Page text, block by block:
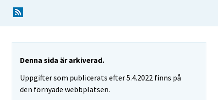
Denna sida är arkiverad.
Uppgifter som publicerats efter 5.4.2022 finns på
den förnyade webbplatsen.